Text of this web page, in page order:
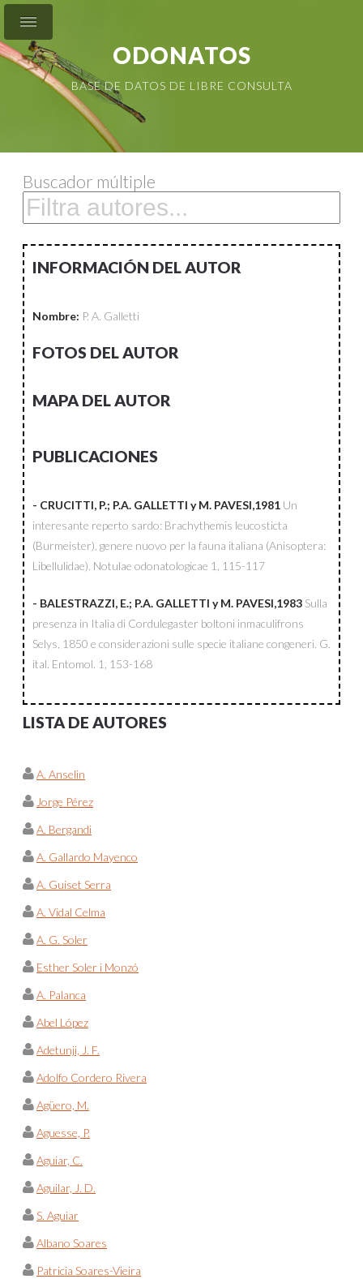
ODONATOS
BASE DE DATOS DE LIBRE CONSULTA
Buscador múltiple
INFORMACIÓN DEL AUTOR
Nombre: P. A. Galletti
FOTOS DEL AUTOR
MAPA DEL AUTOR
PUBLICACIONES
- CRUCITTI, P.; P.A. GALLETTI y M. PAVESI,1981 Un
interesante reperto sardo: Brachythemis leucosticta
(Burmeister), genere nuovo per la fauna italiana (Anisoptera:
Libellulidae). Notulae odonatologicae 1, 115-117
- BALESTRAZZI, E.; P.A. GALLETTI y M. PAVESI,1983 Sulla
presenza in Italia di Cordulegaster boltoni inmaculifrons
Selys, 1850 e considerazioni sulle specie italiane congeneri. G.
ital. Entomol. 1, 153-168
LISTA DE AUTORES
A. Anselin
Jorge Pérez
A. Bergandi
A. Gallardo Mayenco
A. Guiset Serra
A. Vidal Celma
A. G. Soler
Esther Soler i Monzó
A. Palanca
Abel López
Adetunji, J. F.
Adolfo Cordero Rivera
Agüero, M.
Aguesse, P.
Aguiar, C.
Aguilar, J. D.
S. Aguiar
Albano Soares
Patricia Soares-Vieira